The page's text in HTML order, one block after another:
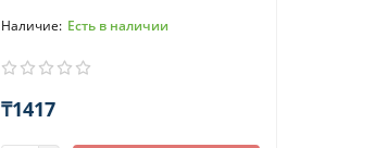
Есть в наличии
₸1417